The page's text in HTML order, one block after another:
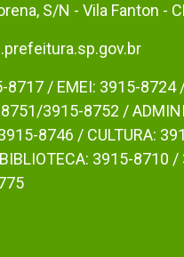
S/N - Vila Fanton -
8717 / EMEI: 3915-8724
3915-8752 /
8746 / CULTURA:
3915-8710